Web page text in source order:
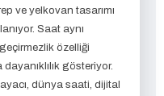
ve yelkovan tasarımı
Saat aynı
özelliği
gösteriyor.
dünya saati, dijital